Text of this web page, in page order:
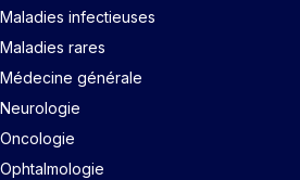
Maladies infectieuses
Maladies rares
Médecine générale
Neurologie
Oncologie
Ophtalmologie